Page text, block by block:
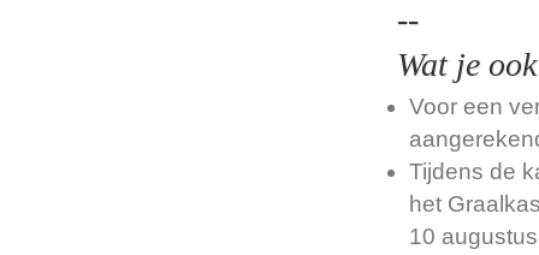
--
Wat je
Voor een
Tijdens de
het
10